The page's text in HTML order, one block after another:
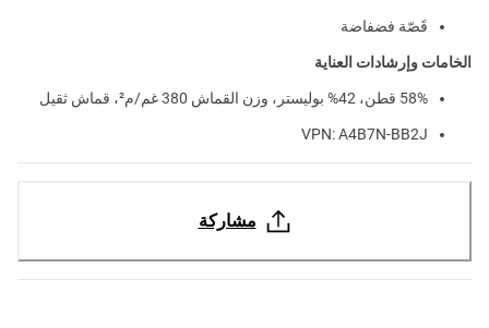
قَصّة فضفاضة
الخامات وإرشادات العناية
58% قطن، 42% بوليستر، وزن القماش 380 غم/م²، قماش ثقيل
VPN: A4B7N-BB2J
مشاركة